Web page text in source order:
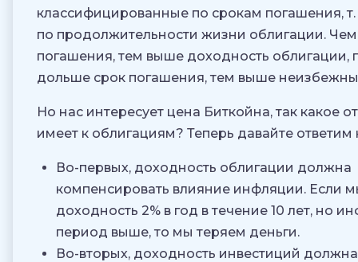
классифицированные по срокам погашения, т.
по продолжительности жизни облигации.
погашения, тем выше доходность облигации,
дольше срок погашения, тем выше
Но нас интересует цена Биткойна, так какое
имеет к облигациям? Теперь давайте ответим
Во-первых, доходность облигации должна
компенсировать влияние инфляции. Если
доходность 2% в год в течение 10 лет, но
период выше, то мы теряем деньги.
Во-вторых, доходность инвестиций должна